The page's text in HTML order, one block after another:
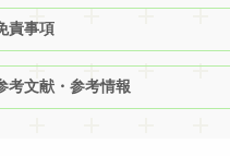
責事項
考文献・参考情報